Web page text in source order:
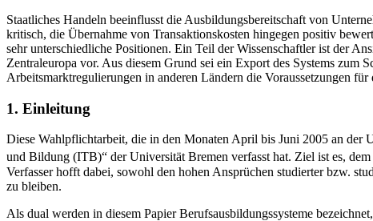
Staatliches Handeln beeinflusst die Ausbildungsbereitschaft von
kritisch, die Übernahme von Transaktionskosten hingegen positiv
sehr unterschiedliche Positionen. Ein Teil der Wissenschaftler ist der
Zentraleuropa vor. Aus diesem Grund sei ein Export des Systems zum
Arbeitsmarktregulierungen in anderen Ländern die Voraussetzungen
1. Einleitung
Diese Wahlpflichtarbeit, die in den Monaten April bis Juni 2005 an der
und Bildung (ITB)“ der Universität Bremen verfasst hat. Ziel ist es, dem
Verfasser hofft dabei, sowohl den hohen Ansprüchen studierter bzw.
zu bleiben.
Als dual werden in diesem Papier Berufsausbildungssysteme